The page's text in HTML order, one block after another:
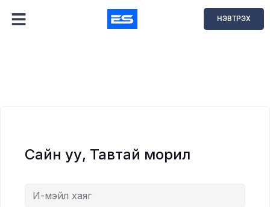
НЭВТРЭХ
Сайн уу, Тавтай морил